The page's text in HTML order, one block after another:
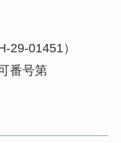
29-01451）
番号第